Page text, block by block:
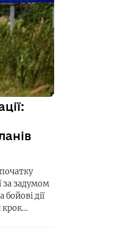
за задумом
дії
крок…